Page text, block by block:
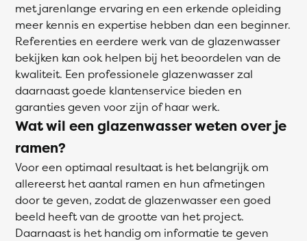
met jarenlange ervaring en een erkende opleiding
meer kennis en expertise hebben dan een beginner.
Referenties en eerdere werk van de glazenwasser
bekijken kan ook helpen bij het beoordelen van de
kwaliteit. Een professionele glazenwasser zal
daarnaast goede klantenservice bieden en
garanties geven voor zijn of haar werk.
Wat wil een glazenwasser weten over je
ramen?
Voor een optimaal resultaat is het belangrijk om
allereerst het aantal ramen en hun afmetingen
door te geven, zodat de glazenwasser een goed
beeld heeft van de grootte van het project.
Daarnaast is het handig om informatie te geven